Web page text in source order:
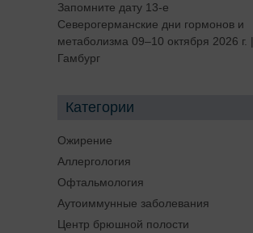
Запомните дату 13-е
Северогерманские дни гормонов и
метаболизма 09–10 октября 2026 г. |
Гамбург
Категории
Ожирение
Аллергология
Офтальмология
Аутоиммунные заболевания
Центр брюшной полости